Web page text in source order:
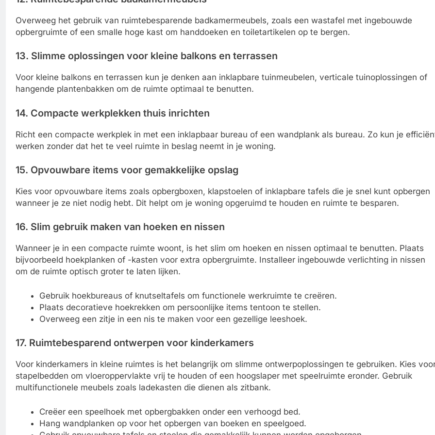
Overweeg het gebruik van ruimtebesparende badkamermeubels, zoals een wastafel met ingebouwde
opbergruimte of een smalle hoge kast om handdoeken en toiletartikelen op te bergen.
13. Slimme oplossingen voor kleine balkons en terrassen
Voor kleine balkons en terrassen kun je denken aan inklapbare tuinmeubelen, verticale tuinoplossingen of
hangende plantenbakken om de ruimte optimaal te benutten.
14. Compacte werkplekken thuis inrichten
Richt een compacte werkplek in met een inklapbaar bureau of een wandplank als bureau. Zo kun je
werken zonder dat het te veel ruimte in beslag neemt in je woning.
15. Opvouwbare items voor gemakkelijke opslag
Kies voor opvouwbare items zoals opbergboxen, klapstoelen of inklapbare tafels die je snel kunt opbergen
wanneer je ze niet nodig hebt. Dit helpt om je woning opgeruimd te houden en ruimte te besparen.
16. Slim gebruik maken van hoeken en nissen
Wanneer je in een compacte ruimte woont, is het slim om hoeken en nissen optimaal te benutten. Plaats
bijvoorbeeld hoekplanken of -kasten voor extra opbergruimte. Installeer ingebouwde verlichting in nissen
om de ruimte optisch groter te laten lijken.
Gebruik hoekbureaus of knutseltafels om functionele werkruimte te creëren.
Plaats decoratieve hoekrekken om persoonlijke items tentoon te stellen.
Overweeg een zitje in een nis te maken voor een gezellige leeshoek.
17. Ruimtebesparend ontwerpen voor kinderkamers
Voor kinderkamers in kleine ruimtes is het belangrijk om slimme ontwerpoplossingen te gebruiken. Kies
stapelbedden om vloeroppervlakte vrij te houden of een hoogslaper met speelruimte eronder. Gebruik
multifunctionele meubels zoals ladekasten die dienen als zitbank.
Creëer een speelhoek met opbergbakken onder een verhoogd bed.
Hang wandplanken op voor het opbergen van boeken en speelgoed.